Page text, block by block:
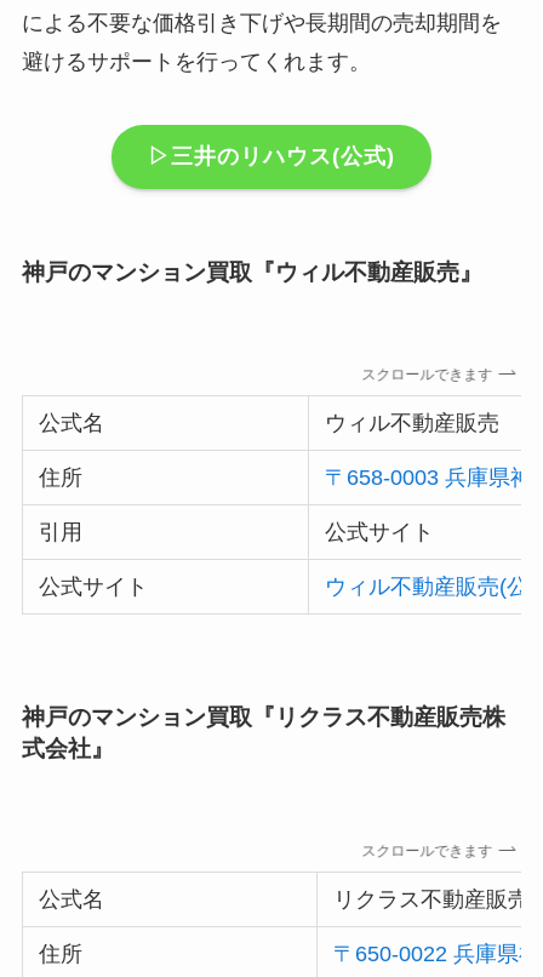
による不要な価格引き下げや長期間の売却期間を
避けるサポートを行ってくれます。
▷三井のリハウス(公式)
神戸のマンション買取『ウィル不動産販売』
スクロールできます
公式名 ウィル不動産販売
住所 〒658-0003 兵庫県神
引用 公式サイト
公式サイト ウィル不動産販売(公
神戸のマンション買取『リクラス不動産販売株
式会社』
スクロールできます
公式名 リクラス不動産販売
住所 〒650-0022 兵庫県